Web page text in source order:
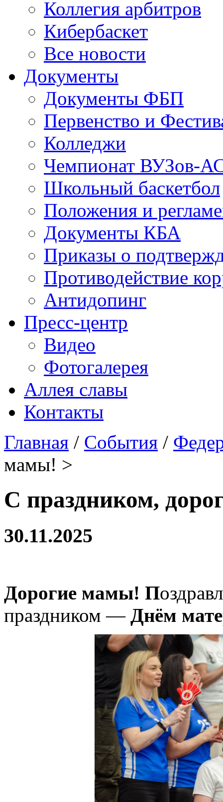
Коллегия арбитров
Кибербаскет
Все новости
Документы
Документы ФБП
Первенство и
Колледжи
Чемпионат ВУЗов-
Школьный баскетбол
Положения и
Документы КБА
Приказы о
Противодействие
Антидопинг
Пресс-центр
Видео
Фотогалерея
Аллея славы
Контакты
Главная / События /
мамы! >
С праздником,
30.11.2025
Дорогие мамы! П
праздником — Днём